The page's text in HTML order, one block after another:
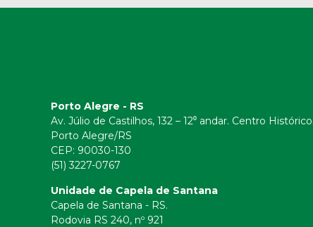
Porto Alegre - RS
Av. Júlio de Castilhos, 132 – 12⁰ andar. Centro Histórico.
Porto Alegre/RS
CEP: 90030-130
(51) 3227-0767
Unidade de Capela de Santana
Capela de Santana - RS.
Rodovia RS 240, nº 921